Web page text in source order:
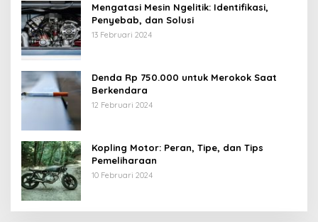
Mengatasi Mesin Ngelitik: Identifikasi,
Penyebab, dan Solusi
13 Februari 2024
Denda Rp 750.000 untuk Merokok Saat
Berkendara
12 Februari 2024
Kopling Motor: Peran, Tipe, dan Tips
Pemeliharaan
10 Februari 2024